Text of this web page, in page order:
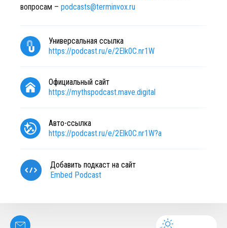
вопросам – podcasts@terminvox.ru
Универсальная ссылка
https://podcast.ru/e/2Elk0C.nr1W
Официальный сайт
https://mythspodcast.mave.digital
Авто-ссылка
https://podcast.ru/e/2Elk0C.nr1W?a
Добавить подкаст на сайт
Embed Podcast